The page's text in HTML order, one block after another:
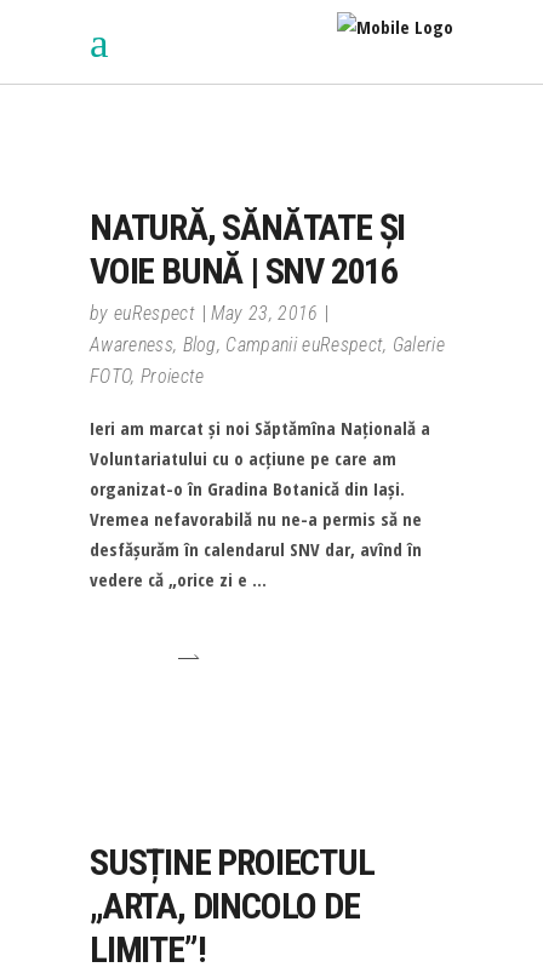
NATURĂ, SĂNĂTATE ȘI
VOIE BUNĂ | SNV 2016
by euRespect
May 23, 2016
Awareness, Blog, Campanii euRespect, Galerie
FOTO, Proiecte
Ieri am marcat și noi Săptămîna Națională a
Voluntariatului cu o acțiune pe care am
organizat-o în Gradina Botanică din Iași.
Vremea nefavorabilă nu ne-a permis să ne
desfășurăm în calendarul SNV dar, avînd în
vedere că „orice zi e
SUSȚINE PROIECTUL
„ARTA, DINCOLO DE
LIMITE”!